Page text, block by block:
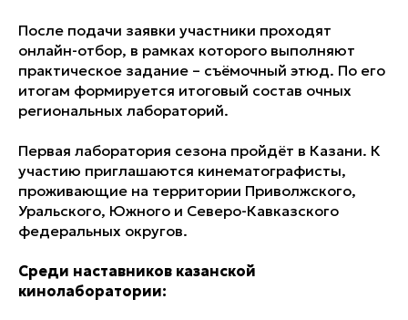
После подачи заявки участники проходят
онлайн-отбор, в рамках которого выполняют
практическое задание – съёмочный этюд. По его
итогам формируется итоговый состав очных
региональных лабораторий.
Первая лаборатория сезона пройдёт в Казани. К
участию приглашаются кинематографисты,
проживающие на территории Приволжского,
Уральского, Южного и Северо-Кавказского
федеральных округов.
Среди наставников казанской
кинолаборатории: